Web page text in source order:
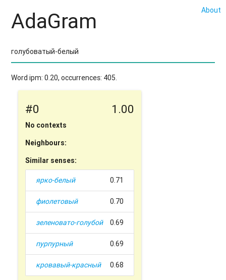
About
AdaGram
Word ipm: 0.20, occurrences: 405.
#0 1.00
No contexts
Neighbours:
Similar senses:
ярко-белый 0.71
фиолетовый 0.70
зеленовато-голубой 0.69
пурпурный 0.69
кровавый-красный 0.68